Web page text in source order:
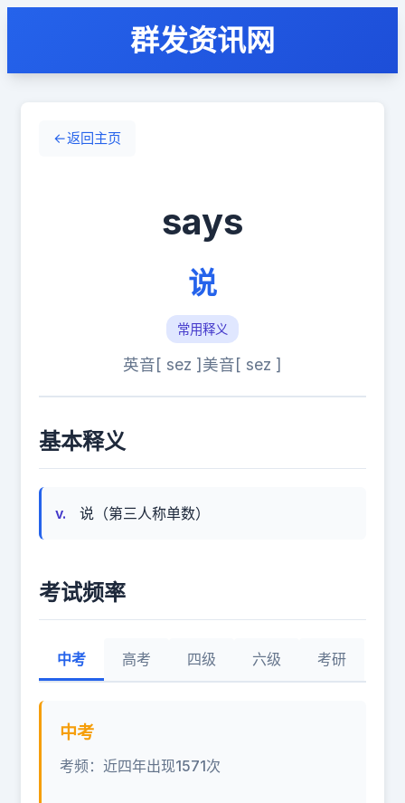
群发资讯网
←返回主页
says
说
常用释义
英音[ sez ] 美音[ sez ]
基本释义
v. 说（第三人称单数）
考试频率
中考 高考 四级 六级 考研
中考
考频：近四年出现1571次